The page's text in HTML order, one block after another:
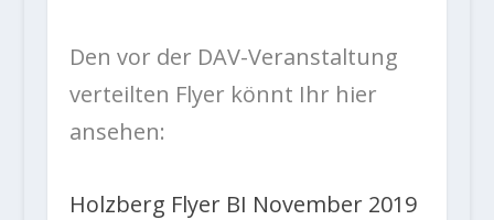
Den vor der DAV-Veranstaltung
verteilten Flyer könnt Ihr hier
ansehen:
Holzberg Flyer BI November 2019